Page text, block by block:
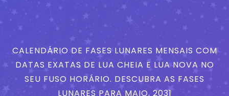
CALENDÁRIO DE FASES LUNARES MENSAIS COM
DATAS EXATAS DE LUA CHEIA E LUA NOVA NO
SEU FUSO HORÁRIO. DESCUBRA AS FASES
LUNARES PARA MAIO, 2031